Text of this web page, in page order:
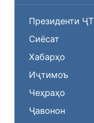
Президенти ҶТ
Сиёсат
Хабарҳо
Иҷтимоъ
Чеҳраҳо
Ҷавонон